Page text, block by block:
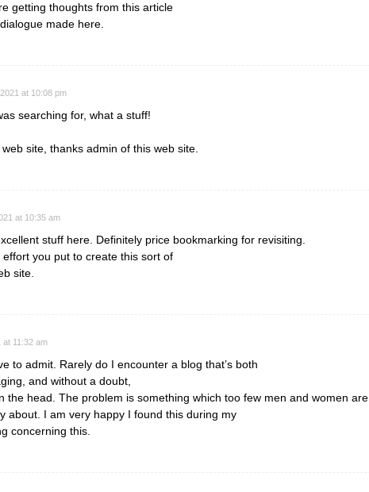
getting thoughts from this article
made here.
at 10:08 pm
searching for, what a stuff!
site, thanks admin of this web site.
at 10:35 am
stuff here. Definitely price bookmarking for revisiting.
you put to create this sort of
site.
at 11:32 am
to admit. Rarely do I encounter a blog that’s both
and without a doubt,
the head. The problem is something which too few men and women are
about. I am very happy I found this during my
concerning this.